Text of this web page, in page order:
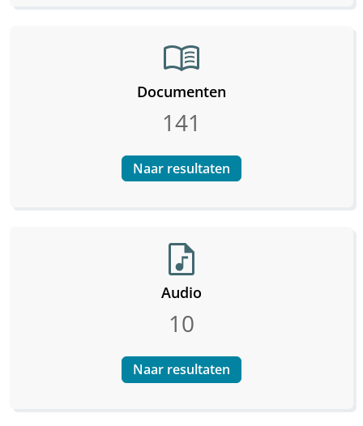
menu_book
Documenten
141
Naar resultaten
audio_file
Audio
10
Naar resultaten